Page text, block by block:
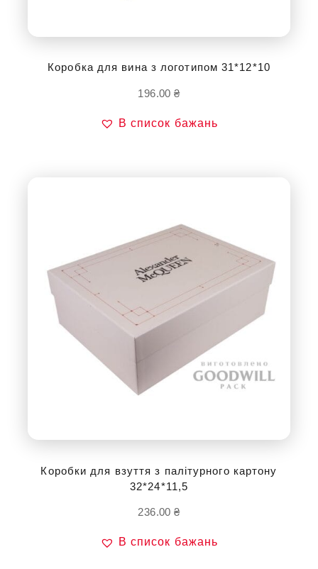
Коробка для вина з логотипом 31*12*10
196.00₴
В список бажань
Коробки для взуття з палітурного картону
32*24*11,5
236.00₴
В список бажань